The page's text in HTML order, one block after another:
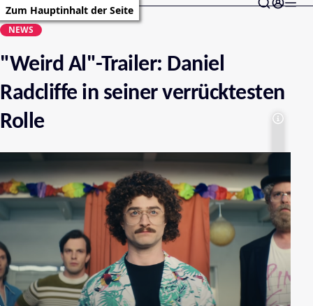
Zum Hauptinhalt der Seite
NEWS
"Weird Al"-Trailer: Daniel
Radcliffe in seiner verrücktesten
Rolle